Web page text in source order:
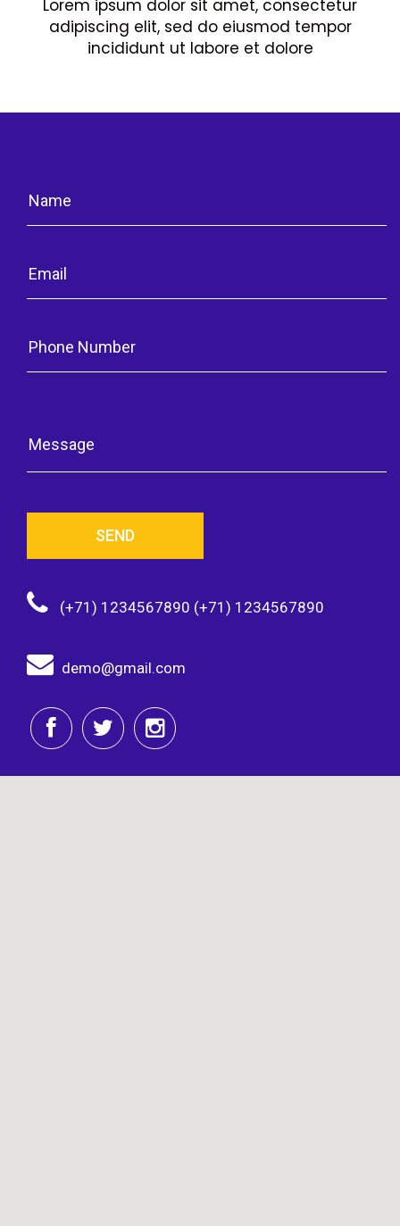
Lorem ipsum dolor sit amet, consectetur
adipiscing elit, sed do eiusmod tempor
incididunt ut labore et dolore
SEND
(+71) 1234567890 (+71) 1234567890
demo@gmail.com